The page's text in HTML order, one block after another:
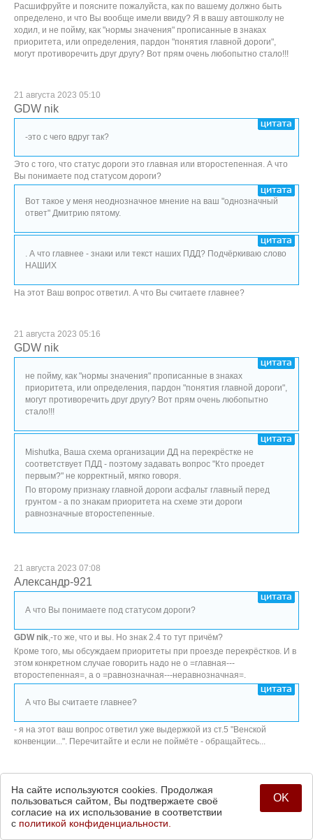
Расшифруйте и поясните пожалуйста, как по вашему должно быть
определено, и что Вы вообще имели ввиду? Я в вашу автошколу не
ходил, и не пойму, как "нормы значения" прописанные в знаках
приоритета, или определения, пардон "понятия главной дороги",
могут противоречить друг другу? Вот прям очень любопытно стало!!!
21 августа 2023 05:10
GDW nik
-это с чего вдруг так?
Это с того, что статус дороги это главная или второстепенная. А что
Вы понимаете под статусом дороги?
Вот такое у меня неоднозначное мнение на ваш "однозначный
ответ" Дмитрию пятому.
. А что главнее - знаки или текст наших ПДД? Подчёркиваю слово
НАШИХ
На этот Ваш вопрос ответил. А что Вы считаете главнее?
21 августа 2023 05:16
GDW nik
не пойму, как "нормы значения" прописанные в знаках
приоритета, или определения, пардон "понятия главной дороги",
могут противоречить друг другу? Вот прям очень любопытно
стало!!!
Mishutka, Ваша схема организации ДД на перекрёстке не
соответствует ПДД - поэтому задавать вопрос "Кто проедет
первым?" не корректный, мягко говоря.
По второму признаку главной дороги асфальт главный перед
грунтом - а по знакам приоритета на схеме эти дороги
равнозначные второстепенные.
21 августа 2023 07:08
Александр-921
А что Вы понимаете под статусом дороги?
GDW nik,-то же, что и вы. Но знак 2.4 то тут причём?
Кроме того, мы обсуждаем приоритеты при проезде перекрёстков. И в
этом конкретном случае говорить надо не о =главная---
второстепенная=, а о =равнозначная---неравнозначная=.
А что Вы считаете главнее?
- я на этот ваш вопрос ответил уже выдержкой из ст.5 "Венской
конвенции...". Перечитайте и если не поймёте - обращайтесь...
GDW nik OK
На сайте используются cookies. Продолжая
пользоваться сайтом, Вы подтвержаете своё
согласие на их использование в соответствии
с политикой конфиденциальности.